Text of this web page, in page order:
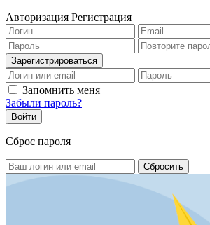
Авторизация Регистрация
Запомнить меня
Забыли пароль?
Сброс пароля